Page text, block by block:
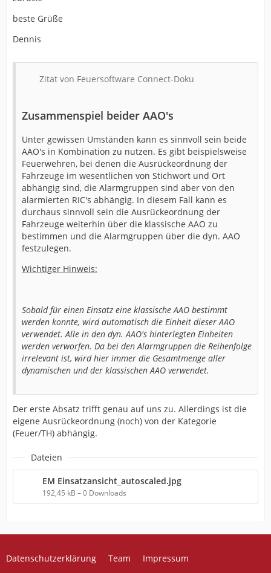
beste Grüße
Dennis
Zitat von Feuersoftware Connect-Doku
Zusammenspiel beider AAO's
Unter gewissen Umständen kann es sinnvoll sein beide
AAO's in Kombination zu nutzen. Es gibt beispielsweise
Feuerwehren, bei denen die Ausrückeordnung der
Fahrzeuge im wesentlichen von Stichwort und Ort
abhängig sind, die Alarmgruppen sind aber von den
alarmierten RIC's abhängig. In diesem Fall kann es
durchaus sinnvoll sein die Ausrückeordnung der
Fahrzeuge weiterhin über die klassische AAO zu
bestimmen und die Alarmgruppen über die dyn. AAO
festzulegen.
Wichtiger Hinweis:
Sobald für einen Einsatz eine klassische AAO bestimmt
werden konnte, wird automatisch die Einheit dieser AAO
verwendet. Alle in den dyn. AAO's hinterlegten Einheiten
werden verworfen. Da bei den Alarmgruppen die Reihenfolge
irrelevant ist, wird hier immer die Gesamtmenge aller
dynamischen und der klassischen AAO verwendet.
Der erste Absatz trifft genau auf uns zu. Allerdings ist die
eigene Ausrückeordnung (noch) von der Kategorie
(Feuer/TH) abhängig.
Dateien
EM Einsatzansicht_autoscaled.jpg
192,45 kB – 0 Downloads
Datenschutzerklärung Team Impressum